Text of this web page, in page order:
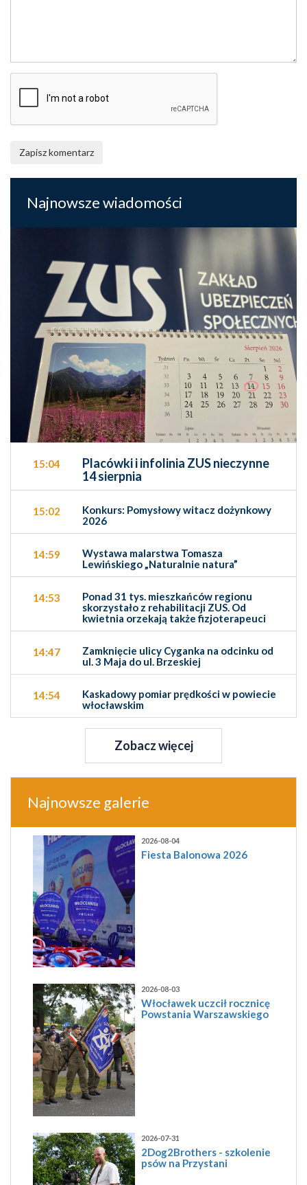
Zapisz komentarz
Najnowsze wiadomości
15:04
Placówki i infolinia ZUS nieczynne
14 sierpnia
15:02
Konkurs: Pomysłowy witacz dożynkowy
2026
14:59
Wystawa malarstwa Tomasza
Lewińskiego „Naturalnie natura”
14:53
Ponad 31 tys. mieszkańców regionu
skorzystało z rehabilitacji ZUS. Od
kwietnia orzekają także fizjoterapeuci
14:47
Zamknięcie ulicy Cyganka na odcinku od
ul. 3 Maja do ul. Brzeskiej
14:54
Kaskadowy pomiar prędkości w powiecie
włocławskim
Zobacz więcej
Najnowsze galerie
2026-08-04
Fiesta Balonowa 2026
2026-08-03
Włocławek uczcił rocznicę
Powstania Warszawskiego
2026-07-31
2Dog2Brothers - szkolenie
psów na Przystani